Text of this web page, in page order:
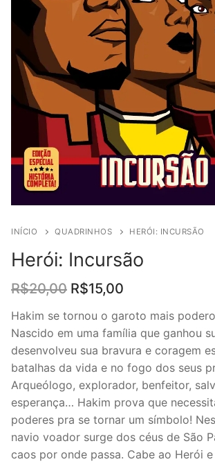
INÍCIO QUADRINHOS HERÓI: INCURSÃO
Herói: Incursão
R$20,00 O
preço
original
era:
R$20,00.
R$15,00
atual
é:
R$15,00.
Hakim se tornou o garoto mais
Nascido em uma família que ganhou
desenvolveu sua bravura e coragem
batalhas da vida e no fogo dos seus
Arqueólogo, explorador, benfeitor,
esperança… Hakim prova que
poderes pra se tornar um símbolo!
navio voador surge dos céus de São
caos por onde passa. Cabe ao Herói